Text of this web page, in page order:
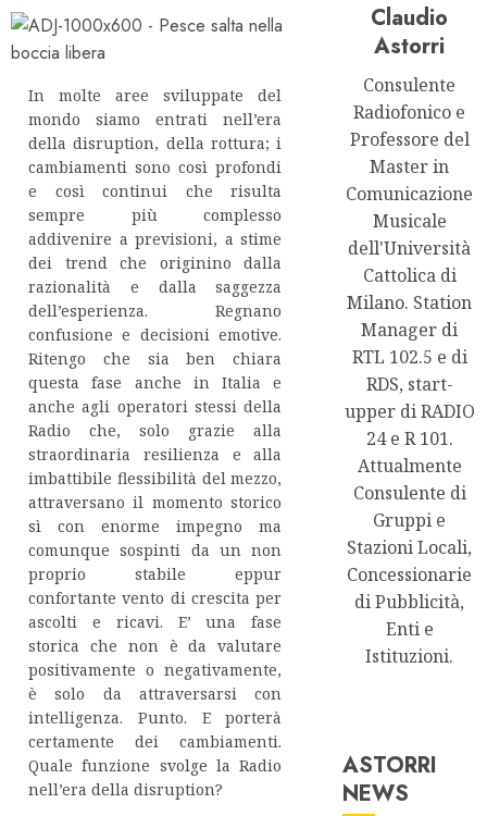
In molte aree sviluppate del
mondo siamo entrati nell’era
della disruption, della rottura; i
cambiamenti sono così profondi
e così continui che risulta
sempre più complesso
addivenire a previsioni, a stime
dei trend che originino dalla
razionalità e dalla saggezza
dell’esperienza. Regnano
confusione e decisioni emotive.
Ritengo che sia ben chiara
questa fase anche in Italia e
anche agli operatori stessi della
Radio che, solo grazie alla
straordinaria resilienza e alla
imbattibile flessibilità del mezzo,
attraversano il momento storico
sì con enorme impegno ma
comunque sospinti da un non
proprio stabile eppur
confortante vento di crescita per
ascolti e ricavi. E’ una fase
storica che non è da valutare
positivamente o negativamente,
è solo da attraversarsi con
intelligenza. Punto. E porterà
certamente dei cambiamenti.
Quale funzione svolge la Radio
nell’era della disruption?
Claudio
Astorri
Consulente
Radiofonico e
Professore del
Master in
Comunicazione
Musicale
dell'Università
Cattolica di
Milano. Station
Manager di
RTL 102.5 e di
RDS, start-
upper di RADIO
24 e R 101.
Attualmente
Consulente di
Gruppi e
Stazioni Locali,
Concessionarie
di Pubblicità,
Enti e
Istituzioni.
ASTORRI
NEWSAstorri News